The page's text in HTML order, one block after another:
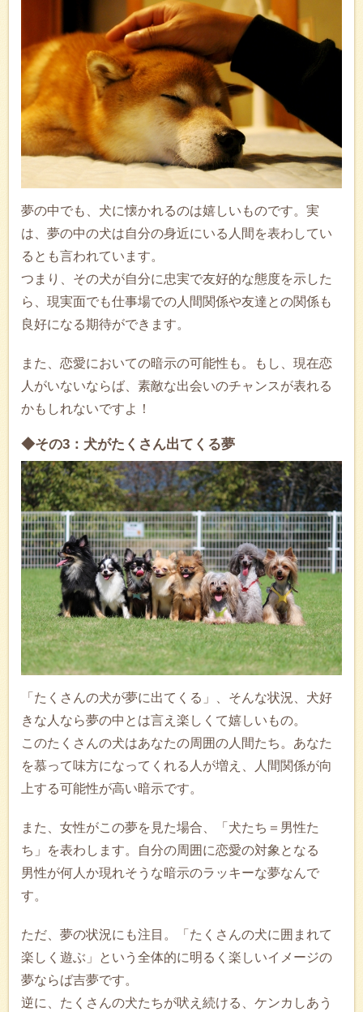
夢の中でも、犬に懐かれるのは嬉しいものです。実
は、夢の中の犬は自分の身近にいる人間を表わしてい
るとも言われています。
つまり、その犬が自分に忠実で友好的な態度を示した
ら、現実面でも仕事場での人間関係や友達との関係も
良好になる期待ができます。
また、恋愛においての暗示の可能性も。もし、現在恋
人がいないならば、素敵な出会いのチャンスが表れる
かもしれないですよ！
◆その3：犬がたくさん出てくる夢
「たくさんの犬が夢に出てくる」、そんな状況、犬好
きな人なら夢の中とは言え楽しくて嬉しいもの。
このたくさんの犬はあなたの周囲の人間たち。あなた
を慕って味方になってくれる人が増え、人間関係が向
上する可能性が高い暗示です。
また、女性がこの夢を見た場合、「犬たち＝男性た
ち」を表わします。自分の周囲に恋愛の対象となる
男性が何人か現れそうな暗示のラッキーな夢なんで
す。
ただ、夢の状況にも注目。「たくさんの犬に囲まれて
楽しく遊ぶ」という全体的に明るく楽しいイメージの
夢ならば吉夢です。
逆に、たくさんの犬たちが吠え続ける、ケンカしあう